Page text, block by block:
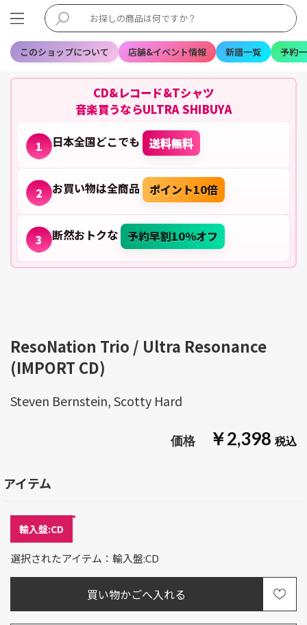
このショップについて 店舗&イベント情報 新譜一覧 予約
CD&レコード&Tシャツ
音楽買うならULTRA SHIBUYA
1 日本全国どこでも 送料無料
2 お買い物は全商品 ポイント10倍
3 断然おトクな 予約早割10%オフ
ResoNation Trio / Ultra Resonance
(IMPORT CD)
￥2,398
アイテム
輸入盤:CD
選択されたアイテム：輸入盤:CD
Steven Bernstein, Scotty Hard